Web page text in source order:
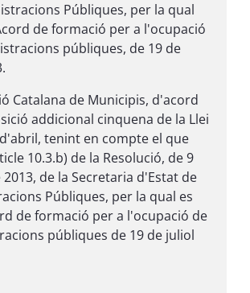
Públiques, per la qual
de formació per a l'ocupació
públiques, de 19 de
Catalana de Municipis, d'acord
addicional cinquena de la Llei
tenint en compte el que
10.3.b) de la Resolució, de 9
de la Secretaria d'Estat de
Públiques, per la qual es
de formació per a l'ocupació de
públiques de 19 de juliol